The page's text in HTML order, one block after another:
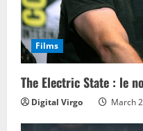
d
i
n
g
Films
The Electric State : le
Digital Virgo March